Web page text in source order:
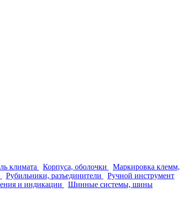
климата Корпуса, оболочки
Маркировка клемм,
Рубильники, разъединители
Ручной инструмент
и индикации
Шинные системы, шины